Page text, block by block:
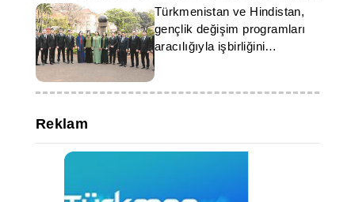
Türkmenistan ve Hindistan,
gençlik değişim programları
aracılığıyla işbirliğini
geliştiriyor
Reklam